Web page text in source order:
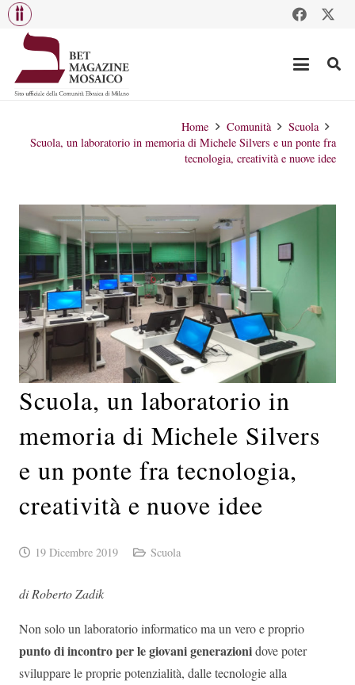
Home Comunità
Scuola
Scuola, un laboratorio in memoria di Michele Silvers e un ponte fra
tecnologia, creatività e nuove idee
Scuola, un laboratorio in
memoria di Michele Silvers
e un ponte fra tecnologia,
creatività e nuove idee
19 Dicembre 2019 Scuola
di Roberto Zadik
Non solo un laboratorio informatico ma un vero e proprio
punto di incontro per le giovani generazionidove poter
sviluppare le proprie potenzialità, dalle tecnologie alla